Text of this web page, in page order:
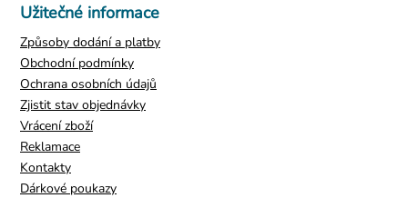
Užitečné informace
Způsoby dodání a platby
Obchodní podmínky
Ochrana osobních údajů
Zjistit stav objednávky
Vrácení zboží
Reklamace
Kontakty
Dárkové poukazy